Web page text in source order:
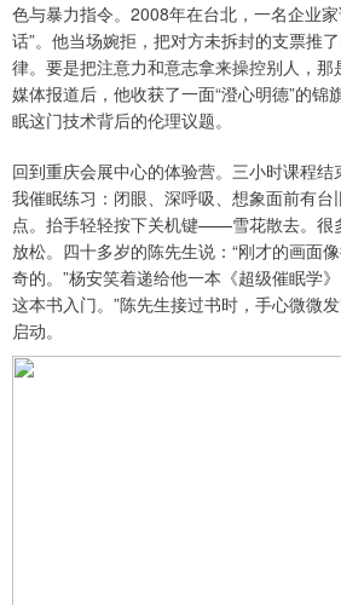
色与暴力指令。2008年在台北，一名企业
话”。他当场婉拒，把对方未拆封的支票推
律。要是把注意力和意志拿来操控别人，那
媒体报道后，他收获了一面“澄心明德”的锦
眠这门技术背后的伦理议题。
回到重庆会展中心的体验营。三小时课程结
我催眠练习：闭眼、深呼吸、想象面前有
点。抬手轻轻按下关机键——雪花散去。很
放松。四十多岁的陈先生说：“刚才的画面
奇的。”杨安笑着递给他一本《超级催眠学
这本书入门。”陈先生接过书时，手心微
启动。